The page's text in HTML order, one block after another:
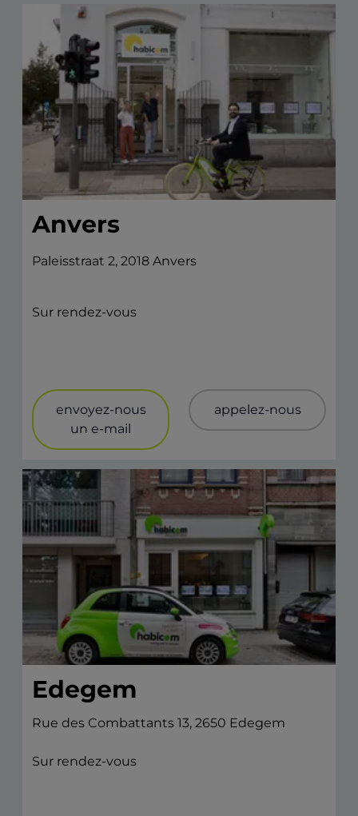
Anvers
Paleisstraat 2, 2018 Anvers
Sur rendez-vous
envoyez-nous
un e-mail
appelez-nous
Edegem
Rue des Combattants 13, 2650 Edegem
Sur rendez-vous